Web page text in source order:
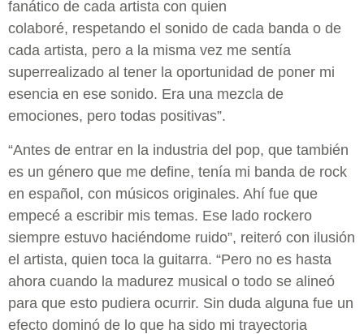
fanático de cada artista con quien
colaboré, respetando el sonido de cada banda o de
cada artista, pero a la misma vez me sentía
superrealizado al tener la oportunidad de poner mi
esencia en ese sonido. Era una mezcla de
emociones, pero todas positivas”.
“Antes de entrar en la industria del pop, que también
es un género que me define, tenía mi banda de rock
en español, con músicos originales. Ahí fue que
empecé a escribir mis temas. Ese lado rockero
siempre estuvo haciéndome ruido”, reiteró con ilusión
el artista, quien toca la guitarra. “Pero no es hasta
ahora cuando la madurez musical o todo se alineó
para que esto pudiera ocurrir. Sin duda alguna fue un
efecto dominó de lo que ha sido mi trayectoria